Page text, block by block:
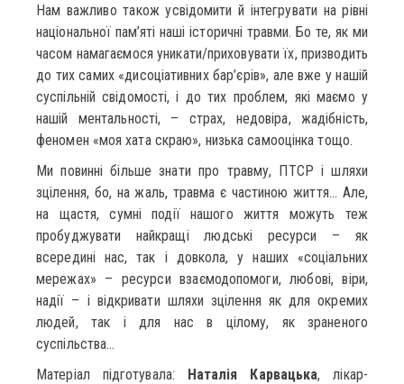
Нам важливо також усвідомити й інтегрувати на рівні
національної пам’яті наші історичні травми. Бо те, як ми
часом намагаємося уникати/приховувати їх, призводить
до тих самих «дисоціативних бар’єрів», але вже у нашій
суспільній свідомості, і до тих проблем, які маємо у
нашій ментальності, – страх, недовіра, жадібність,
феномен «моя хата скраю», низька самооцінка тощо.
Ми повинні більше знати про травму, ПТСР і шляхи
зцілення, бо, на жаль, травма є частиною життя… Але,
на щастя, сумні події нашого життя можуть теж
пробуджувати найкращі людські ресурси – як
всередині нас, так і довкола, у наших «соціальних
мережах» – ресурси взаємодопомоги, любові, віри,
надії – і відкривати шляхи зцілення як для окремих
людей, так і для нас в цілому, як зраненого
суспільства…
Матеріал підготувала: Наталія Карвацька, лікар-